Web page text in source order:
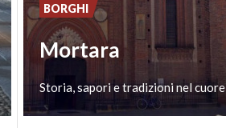
Mortara
Storia,saporietradizioninel cuore
BORGHI